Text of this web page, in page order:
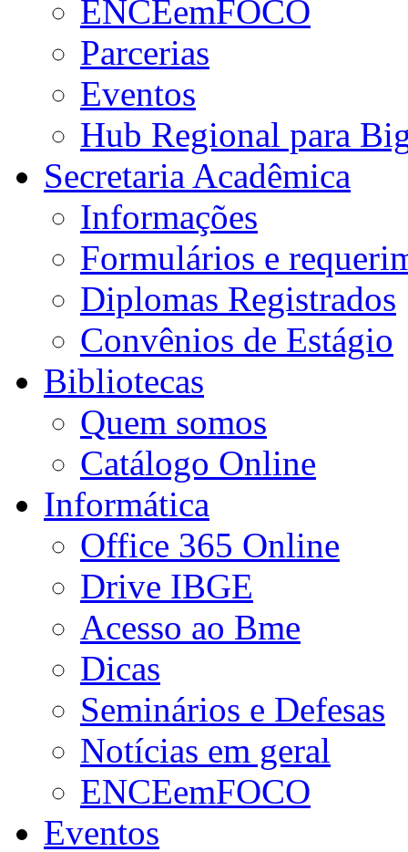
ENCEemFOCO
Parcerias
Eventos
Hub Regional para
Secretaria Acadêmica
Informações
Formulários e
Diplomas Registrados
Convênios de Estágio
Bibliotecas
Quem somos
Catálogo Online
Informática
Office 365 Online
Drive IBGE
Acesso ao Bme
Dicas
Seminários e Defesas
Notícias em geral
ENCEemFOCO
Eventos